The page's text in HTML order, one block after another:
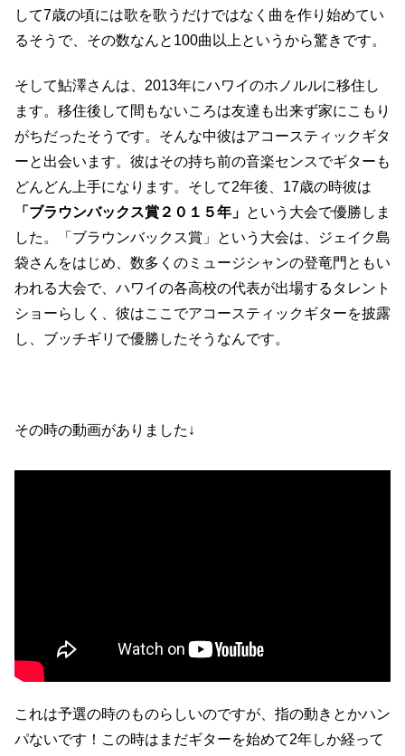
して7歳の頃には歌を歌うだけではなく曲を作り始めてい
るそうで、その数なんと100曲以上というから驚きです。
そして鮎澤さんは、2013年にハワイのホノルルに移住し
ます。移住後して間もないころは友達も出来ず家にこもり
がちだったそうです。そんな中彼はアコースティックギタ
ーと出会います。彼はその持ち前の音楽センスでギターも
どんどん上手になります。そして2年後、17歳の時彼は
「ブラウンバックス賞２０１５年」 という大会で優勝しま
した。「ブラウンバックス賞」という大会は、ジェイク島
袋さんをはじめ、数多くのミュージシャンの登竜門ともい
われる大会で、ハワイの各高校の代表が出場するタレント
ショーらしく、彼はここでアコースティックギターを披露
し、ブッチギリで優勝したそうなんです。
その時の動画がありました↓
これは予選の時のものらしいのですが、指の動きとかハン
パないです！この時はまだギターを始めて2年しか経って